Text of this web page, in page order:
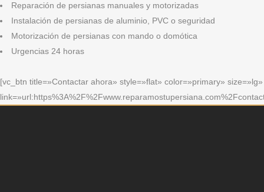
Reparación de persianas manuales y motorizadas
Instalación de persianas de aluminio, PVC o seguridad
Motorización de persianas con mando o domótica
Urgencias 24 horas
[vc_btn title=»Contactar ahora» style=»flat» color=»primary» size=»lg»